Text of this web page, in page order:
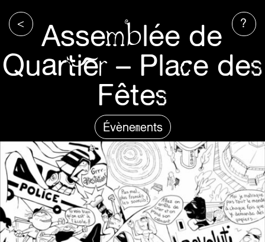
< ?
Assemblée de
Quartier – Place des
Fêtes
Évènements